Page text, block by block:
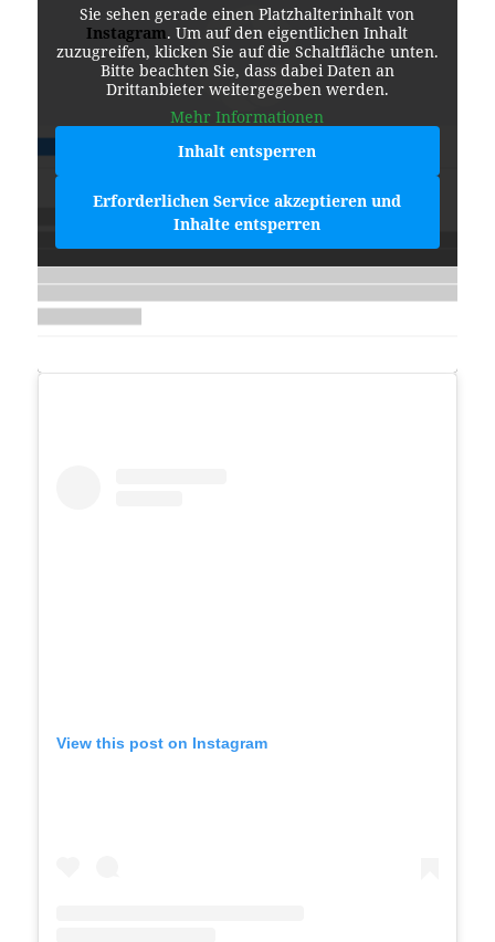
Sie sehen gerade einen Platzhalterinhalt von
Instagram. Um auf den eigentlichen Inhalt
zuzugreifen, klicken Sie auf die Schaltfläche unten.
Bitte beachten Sie, dass dabei Daten an
Drittanbieter weitergegeben werden.
Mehr Informationen
Inhalt entsperren
Erforderlichen Service akzeptieren und
Inhalte entsperren
View this post on Instagram